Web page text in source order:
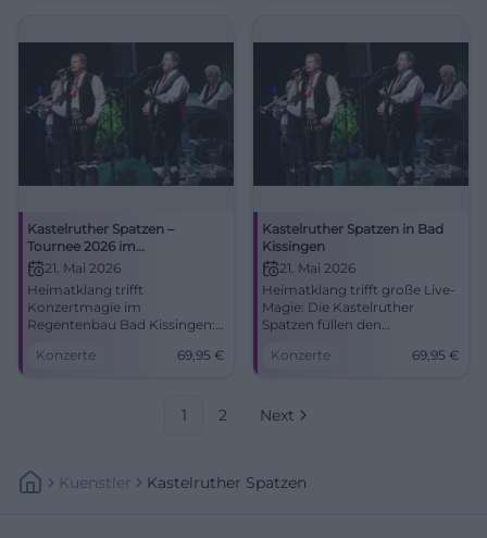
Kastelruther Spatzen –
Tournee 2026 im
Regentenbau Bad Kissingen
21. Mai 2026
Heimatklang trifft
Konzertmagie im
Regentenbau Bad Kissingen:
neuen Songs und Klassikern.
erinnern. #BadKissingen
Konzerte 69,95 €
Kastelruther Spatzen in Bad
Kissingen
21. Mai 2026
Heimatklang trifft große Live-
Magie: Die Kastelruther
Spatzen füllen den
Hits und Südtiroler Wärme.
Konzerte 69,95 €
1 2 Next
Kuenstler Kastelruther Spatzen